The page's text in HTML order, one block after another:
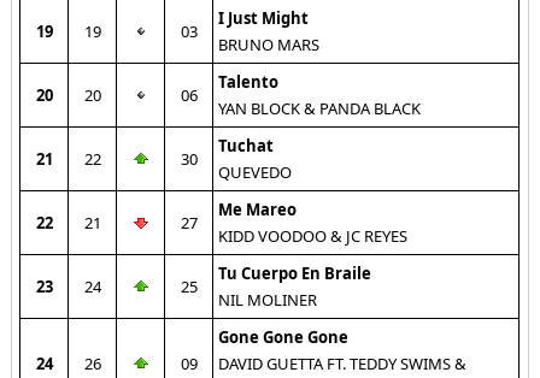
19 19 03
I Just Might
BRUNO MARS
20 20 06
Talento
YAN BLOCK & PANDA BLACK
21 22 30
Tuchat
QUEVEDO
22 21 27
Me Mareo
KIDD VOODOO & JC REYES
23 24 25
Tu Cuerpo En Braile
NIL MOLINER
24 26 09
Gone Gone Gone
DAVID GUETTA FT. TEDDY SWIMS &